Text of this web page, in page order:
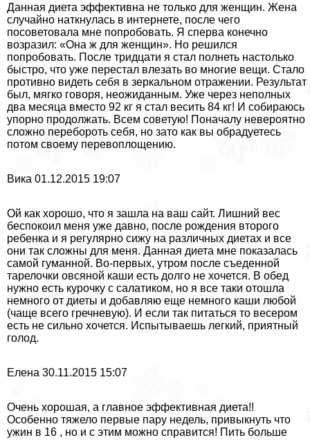
Данная диета эффективна не только для женщин. Жена
случайно наткнулась в интернете, после чего
посоветовала мне попробовать. Я сперва конечно
возразил: «Она ж для женщин». Но решился
попробовать. После тридцати я стал полнеть настолько
быстро, что уже перестал влезать во многие вещи. Стало
противно видеть себя в зеркальном отражении. Результат
был, мягко говоря, неожиданным. Уже через неполных
два месяца вместо 92 кг я стал весить 84 кг! И собираюсь
упopно продолжать. Всем советую! Поначалу невероятно
сложно перебороть себя, но зато как вы обрадуетесь
потом своему перевоплощению.
Вика 01.12.2015 19:07
Ой как хорошо, что я зашла на ваш сайт. Лишний вес
беспокоил меня уже давно, после рождения второго
ребенка и я регулярно сижу на различных диетах и все
они так сложны для меня. Данная диета мне показалась
самой гуманной. Во-первых, утром после съеденной
тарелочки овсяной каши есть долго не хочется. В обед
нужно есть курочку с салатиком, но я все таки отошла
немного от диеты и добавляю еще немного каши любой
(чаще всего гречневую). И если так питаться то весером
есть не сильно хочется. Испытываешь легкий, приятный
голод.
Елена 30.11.2015 15:07
Очень хорошая, а главное эффективная диета!!
Особенно тяжело первые пару недель, привыкнуть что
ужин в 16 , но и с этим можно справится! Пить больше